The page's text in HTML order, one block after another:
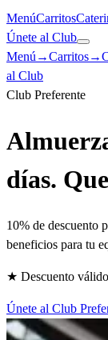
MenúCarritos
Únete al Club
Menú →Carritos→
al Club
Club Preferente
días.
10% de descuento
beneficios para tu
★ Descuento
Únete al Club